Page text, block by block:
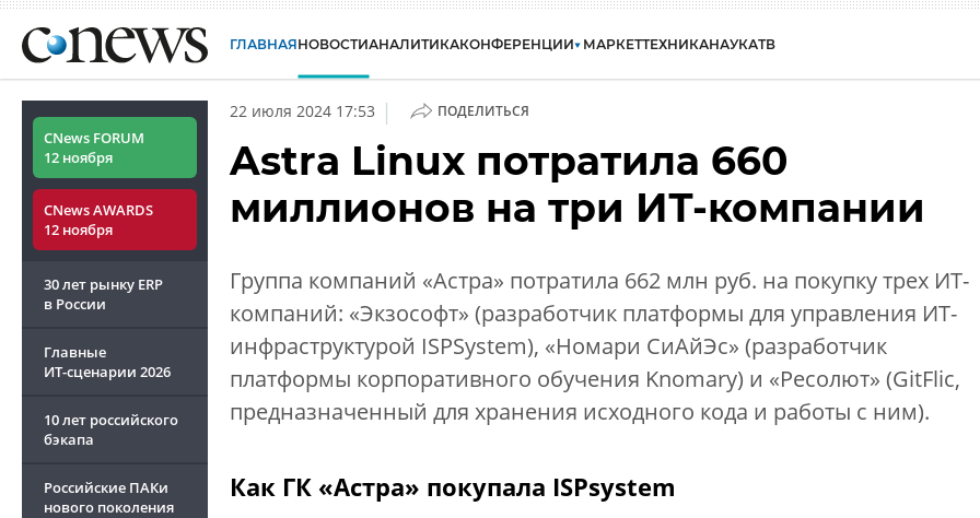
ГЛАВНАЯНОВОСТИАНАЛИТИКАКОНФЕРЕНЦИИ МАРКЕТТЕХНИКАНАУКАТВ
CNews FORUM
12 ноября
CNews AWARDS
12 ноября
30 лет рынку ERP
в России
Главные
ИТ-сценарии 2026
10 лет российского
бэкапа
Российские ПАКи
нового поколения
22 июля 2024 17:53 | ПОДЕЛИТЬСЯ
Astra Linux потратила 660
миллионов на три ИТ-компании
Группа компаний «Астра» потратила 662 млн руб. на покупку трех ИТ-
компаний: «Экзософт» (разработчик платформы для управления ИТ-
инфраструктурой ISPSystem), «Номари СиАйЭс» (разработчик
платформы корпоративного обучения Knomary) и «Ресолют» (GitFlic,
предназначенный для хранения исходного кода и работы с ним).
Как ГК «Астра» покупала ISPsystem